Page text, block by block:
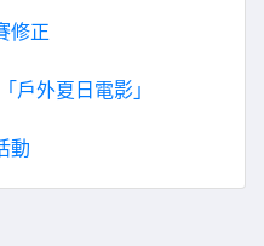
修正
戶外夏日電影」
動